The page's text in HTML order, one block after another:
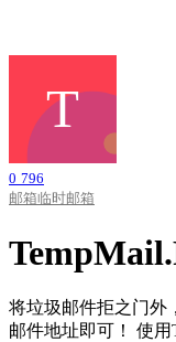
0 796
邮箱临时邮箱
将垃圾邮件拒之门外
邮件地址即可！ 使用